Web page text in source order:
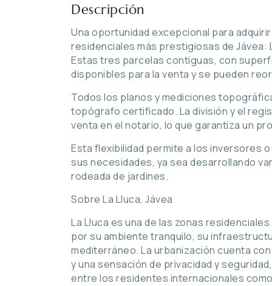
Descripción
Una oportunidad excepcional para
residenciales más prestigiosas de Jávea:
Estas tres parcelas contiguas, con
disponibles para la venta y se pueden
Todos los planos y mediciones
topógrafo certificado. La división y el
venta en el notario, lo que garantiza un
Esta flexibilidad permite a los inversores
sus necesidades, ya sea desarrollando
rodeada de jardines.
Sobre La Lluca, Jávea
La Lluca es una de las zonas
por su ambiente tranquilo, su
mediterráneo. La urbanización cuenta
y una sensación de privacidad y
entre los residentes internacionales